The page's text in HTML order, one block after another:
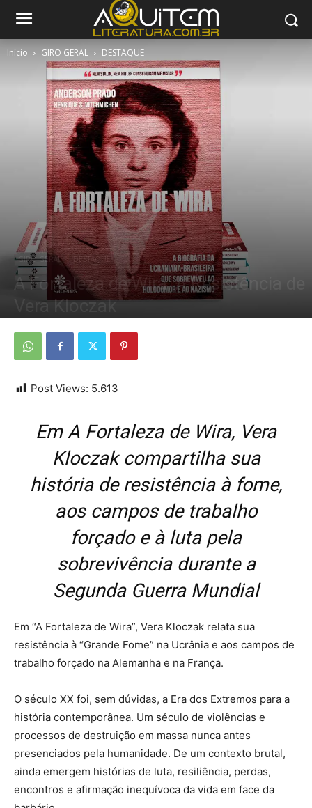
Início GIRO GERAL DESTAQUE
GIRO GERAL DESTAQUE
A Fortaleza de Wira: A Resistência de
Vera Kloczak
Post Views: 5.613
EmA Fortaleza de Wira, Vera
Kloczak compartilha sua
história de resistência à fome,
aos campos de trabalho
forçado e à luta pela
sobrevivência durante a
Segunda Guerra Mundial
Em “A Fortaleza de Wira”, Vera Kloczak relata sua
resistência à “Grande Fome” na Ucrânia e aos campos de
trabalho forçado na Alemanha e na França.
O século XX foi, sem dúvidas, a Era dos Extremos para a
história contemporânea. Um século de violências e
processos de destruição em massa nunca antes
presenciados pela humanidade. De um contexto brutal,
ainda emergem histórias de luta, resiliência, perdas,
encontros e afirmação inequívoca da vida em face da